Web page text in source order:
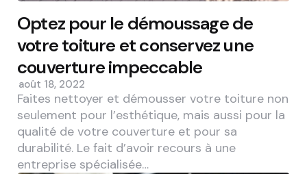
Optez pour le démoussage de
votre toiture et conservez une
couverture impeccable
août 18, 2022
Faites nettoyer et démousser votre toiture non
seulement pour l’esthétique, mais aussi pour la
qualité de votre couverture et pour sa
durabilité. Le fait d’avoir recours à une
entreprise spécialisée…